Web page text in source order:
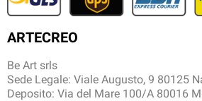
ARTECREO
Be Art srls
Sede Legale: Viale Augusto, 9 80125
Deposito: Via del Mare 100/A 80016